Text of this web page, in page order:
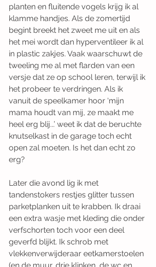
planten en fluitende vogels krijg ik al
klamme handjes. Als de zomertijd
begint breekt het zweet me uit en als
het mei wordt dan hyperventileer ik al
in plastic zakjes. Vaak waarschuwt de
tweeling me al met flarden van een
versje dat ze op school leren, terwijl ik
het probeer te verdringen. Als ik
vanuit de speelkamer hoor ‘mijn
mama houdt van mij, ze maakt me
heel erg blij...’ weet ik dat de beruchte
knutselkast in de garage toch echt
open zal moeten. Is het dan echt zo
erg?
Later die avond lig ik met
tandenstokers restjes glitter tussen
parketplanken uit te krabben. Ik draai
een extra wasje met kleding die onder
verfschorten toch voor een deel
geverfd blijkt. Ik schrob met
vlekkenverwijderaar eetkamerstoelen